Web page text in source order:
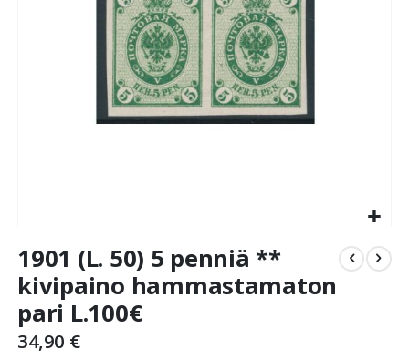
to
the
beginning
of
the
images
1901 (L. 50) 5 penniä **
kivipaino hammastamaton
pari L.100€
34,90 €